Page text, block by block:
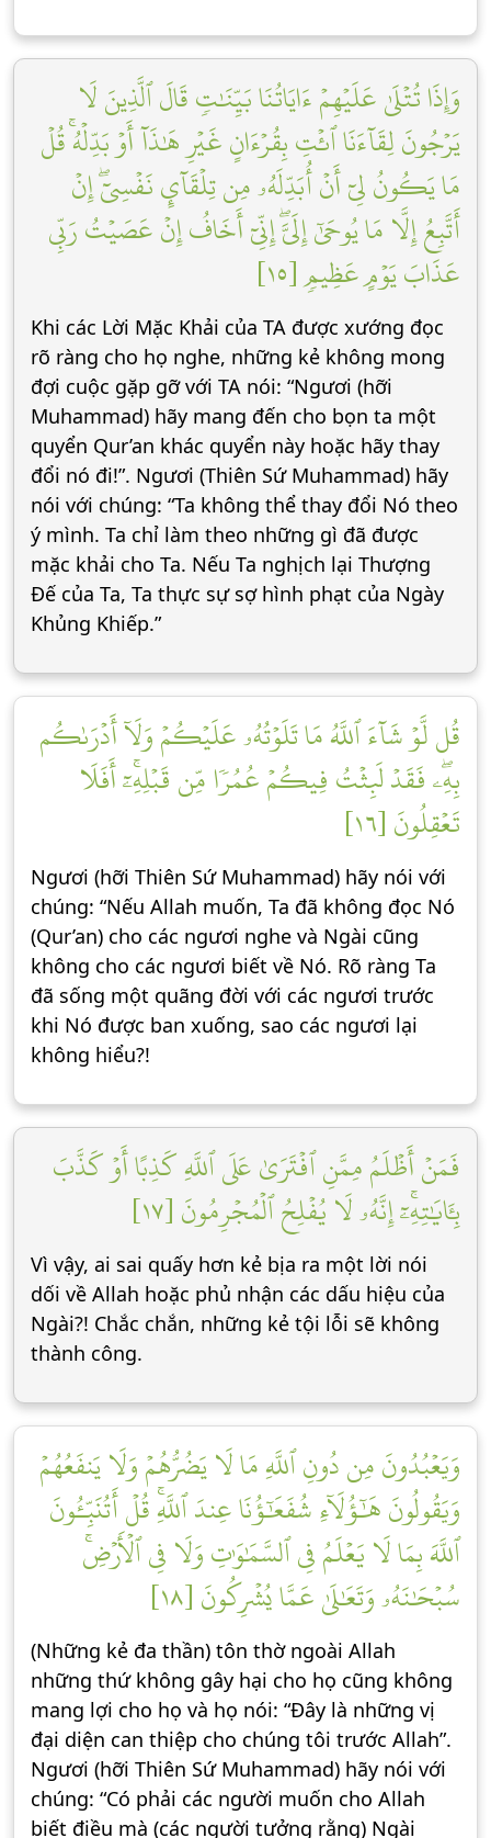
وَإِذَا تُتۡلَىٰ عَلَيۡهِمۡ ءَايَاتُنَا بَيِّنَٰتٖ قَالَ ٱلَّذِينَ لَا
يَرۡجُونَ لِقَآءَنَا ٱئۡتِ بِقُرۡءَانٍ غَيۡرِ هَٰذَآ أَوۡ بَدِّلۡهُۚ قُلۡ
مَا يَكُونُ لِيٓ أَنۡ أُبَدِّلَهُۥ مِن تِلۡقَآيِٕ نَفۡسِيٓۖ إِنۡ
أَتَّبِعُ إِلَّا مَا يُوحَىٰٓ إِلَيَّۖ إِنِّيٓ أَخَافُ إِنۡ عَصَيۡتُ رَبِّي
عَذَابَ يَوۡمٍ عَظِيمٖ [١٥]
Khi các Lời Mặc Khải của TA được xướng đọc
rõ ràng cho họ nghe, những kẻ không mong
đợi cuộc gặp gỡ với TA nói: “Ngươi (hỡi
Muhammad) hãy mang đến cho bọn ta một
quyển Qur’an khác quyển này hoặc hãy thay
đổi nó đi!”. Ngươi (Thiên Sứ Muhammad) hãy
nói với chúng: “Ta không thể thay đổi Nó theo
ý mình. Ta chỉ làm theo những gì đã được
mặc khải cho Ta. Nếu Ta nghịch lại Thượng
Đế của Ta, Ta thực sự sợ hình phạt của Ngày
Khủng Khiếp.”
قُل لَّوۡ شَآءَ ٱللَّهُ مَا تَلَوۡتُهُۥ عَلَيۡكُمۡ وَلَآ أَدۡرَىٰكُم
بِهِۦۖ فَقَدۡ لَبِثۡتُ فِيكُمۡ عُمُرٗا مِّن قَبۡلِهِۦٓۚ أَفَلَا
تَعۡقِلُونَ [١٦]
Ngươi (hỡi Thiên Sứ Muhammad) hãy nói với
chúng: “Nếu Allah muốn, Ta đã không đọc Nó
(Qur’an) cho các ngươi nghe và Ngài cũng
không cho các ngươi biết về Nó. Rõ ràng Ta
đã sống một quãng đời với các ngươi trước
khi Nó được ban xuống, sao các ngươi lại
không hiểu?!
فَمَنۡ أَظۡلَمُ مِمَّنِ ٱفۡتَرَىٰ عَلَى ٱللَّهِ كَذِبًا أَوۡ كَذَّبَ
بِـَٔايَٰتِهِۦٓۚ إِنَّهُۥ لَا يُفۡلِحُ ٱلۡمُجۡرِمُونَ [١٧]
Vì vậy, ai sai quấy hơn kẻ bịa ra một lời nói
dối về Allah hoặc phủ nhận các dấu hiệu của
Ngài?! Chắc chắn, những kẻ tội lỗi sẽ không
thành công.
وَيَعۡبُدُونَ مِن دُونِ ٱللَّهِ مَا لَا يَضُرُّهُمۡ وَلَا يَنفَعُهُمۡ
وَيَقُولُونَ هَٰٓؤُلَآءِ شُفَعَٰٓؤُنَا عِندَ ٱللَّهِۚ قُلۡ أَتُنَبِّـُٔونَ
ٱللَّهَ بِمَا لَا يَعۡلَمُ فِي ٱلسَّمَٰوَٰتِ وَلَا فِي ٱلۡأَرۡضِۚ
سُبۡحَٰنَهُۥ وَتَعَٰلَىٰ عَمَّا يُشۡرِكُونَ [١٨]
(Những kẻ đa thần) tôn thờ ngoài Allah
những thứ không gây hại cho họ cũng không
mang lợi cho họ và họ nói: “Đây là những vị
đại diện can thiệp cho chúng tôi trước Allah”.
Ngươi (hỡi Thiên Sứ Muhammad) hãy nói với
chúng: “Có phải các người muốn cho Allah
biết điều mà (các người tưởng rằng) Ngài